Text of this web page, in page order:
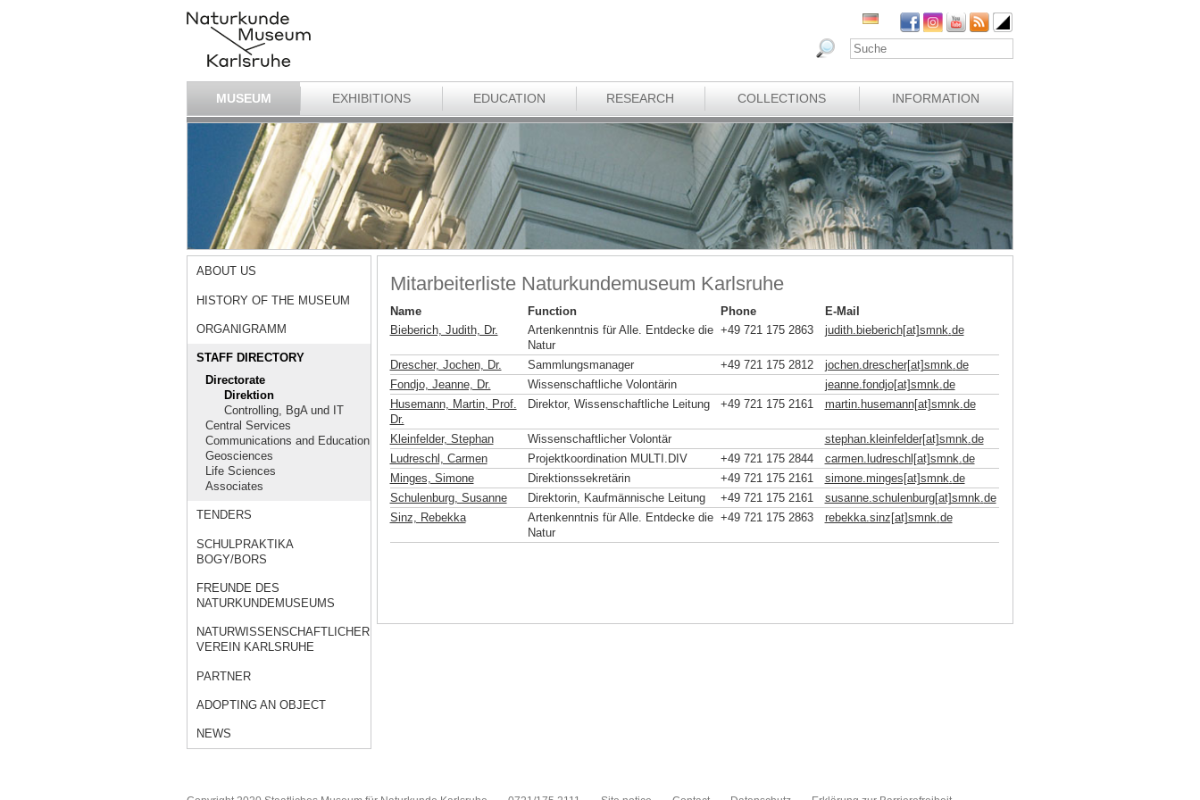
MUSEUM EXHIBITIONS EDUCATION RESEARCH COLLECTIONS INFORMATION
ABOUT US
HISTORY OF THE MUSEUM
ORGANIGRAMM
STAFF DIRECTORY
Directorate
Direktion
Controlling, BgA und IT
Central Services
Communications and Education
Geosciences
Life Sciences
Associates
TENDERS
SCHULPRAKTIKA
BOGY/BORS
FREUNDE DES
NATURKUNDEMUSEUMS
NATURWISSENSCHAFTLICHER
VEREIN KARLSRUHE
PARTNER
ADOPTING AN OBJECT
NEWS
Mitarbeiterliste Naturkundemuseum Karlsruhe
Name Function Phone
E-Mail
Bieberich, Judith, Dr.
Artenkenntnis für Alle. Entdecke die
Natur
+49 721 175 2863 judith.bieberich[at]smnk.de
Drescher, Jochen, Dr. Sammlungsmanager +49 721 175 2812 jochen.drescher[at]smnk.de
Fondjo, Jeanne, Dr.
Wissenschaftliche Volontärin jeanne.fondjo[at]smnk.de
Husemann, Martin, Prof.
Dr.
Direktor, Wissenschaftliche Leitung +49 721 175 2161 martin.husemann[at]smnk.de
Kleinfelder, Stephan Wissenschaftlicher Volontär stephan.kleinfelder[at]smnk.de
Ludreschl, Carmen
Projektkoordination MULTI.DIV +49 721 175 2844 carmen.ludreschl[at]smnk.de
Minges, Simone
Direktionssekretärin +49 721 175 2161 simone.minges[at]smnk.de
Schulenburg, Susanne
Direktorin, Kaufmännische Leitung +49 721 175 2161 susanne.schulenburg[at]smnk.de
Sinz, Rebekka
Artenkenntnis für Alle. Entdecke die
Natur
+49 721 175 2863 rebekka.sinz[at]smnk.de